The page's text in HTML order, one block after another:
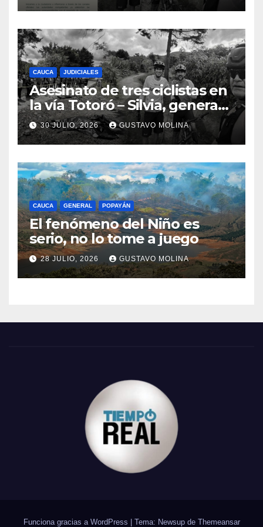
Nacional
CAUCA JUDICIALES
Asesinato de tres ciclistas en
la vía Totoró – Silvia, genera
consternación en el Cauca
30 JULIO, 2026 GUSTAVO MOLINA
CAUCA GENERAL POPAYÁN
El fenómeno del Niño es
serio, no lo tome a juego
28 JULIO, 2026 GUSTAVO MOLINA
Funciona gracias a WordPress Tema: Newsup de Themeansar